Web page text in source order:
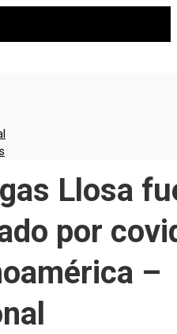
Llosa
por
–